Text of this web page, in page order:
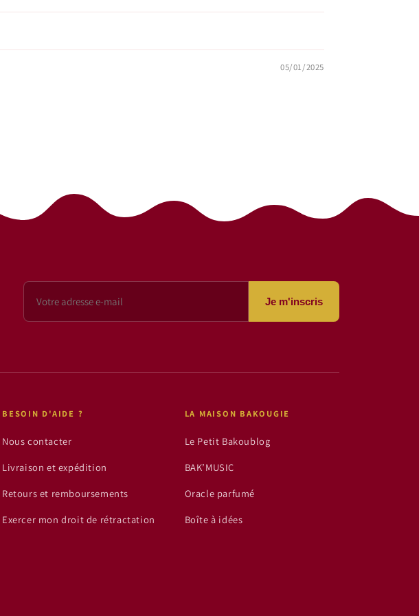
05/01/2025
Je m'inscris
BESOIN D'AIDE ?
Nous contacter
Livraison et expédition
Retours et remboursements
Exercer mon droit de rétractation
LA MAISON BAKOUGIE
Le Petit Bakoublog
BAK’MUSIC
Oracle parfumé
Boîte à idées